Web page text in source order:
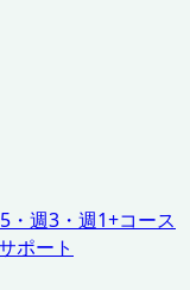
・週3・週1+コース
ポート